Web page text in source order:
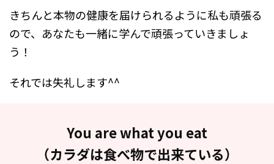
きちんと本物の健康を届けられるように私も頑張る
ので、あなたも一緒に学んで頑張っていきましょ
う！
それでは失礼します^^
You are what you eat
（カラダは食べ物で出来ている）